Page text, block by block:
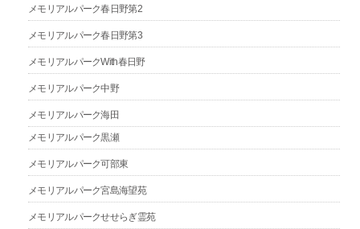
メモリアルパーク春日野第2
メモリアルパーク春日野第3
メモリアルパークWith春日野
メモリアルパーク中野
メモリアルパーク海田
メモリアルパーク黒瀬
メモリアルパーク可部東
メモリアルパーク宮島海望苑
メモリアルパークせせらぎ霊苑